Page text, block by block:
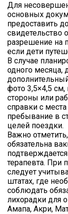
Для
основных
предоставить
свидетельство
разрешение на
если дети
В случае
одного месяца,
фото 3,5×4,5
стороны или
справки с
пребывание в
целей поездки.
Важно
обязательна
терапевта. При
следует
штатах, где
соблюдать
лихорадки для
Амапа, Акри,